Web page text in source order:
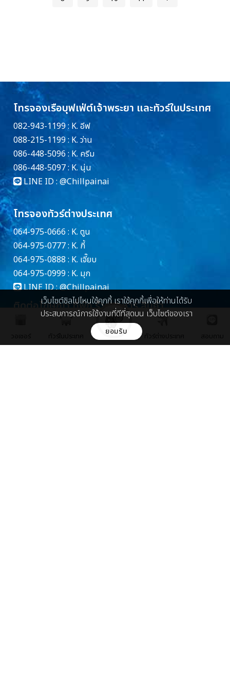
โทรจองเรือบุฟเฟ่ต์เจ้าพระยา และทัวร์ในประเทศ
082-943-1199 : K. อีฟ
088-215-1199 : K. ว่าน
086-448-5096 : K. ครีม
086-448-5097 : K. นุ่น
LINE ID : @Chillpainai
โทรจองทัวร์ต่างประเทศ
064-975-0666 : K. ตูน
064-975-0777 : K. กี้
064-975-0888 : K. เจี๊ยบ
064-975-0999 : K. มุก
LINE ID :@Chillpainai
ติดต่อโฆษณา ที่พัก ร้านอาหาร สินค้า
คุณฝ้าย 086-448-5139
marketing@chillpainai.com
เว็บไซต์ชิลไปไหนใช้คุกกี้ เราใช้คุกกี้เพื่อให้ท่านได้รับ
ประสบการณ์การใช้งานที่ดีที่สุดบน เว็บไซต์ของเรา
ยอมรับ